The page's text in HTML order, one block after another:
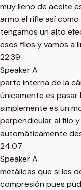
muy lleno de aceite
armo el rifle así
tengamos un alto
esos filos y vamos a
22:39
Speaker A
parte interna de la
únicamente es pasar
simplemente es un
perpendicular al filo
automáticamente
24:07
Speaker A
metálicas que si les
compresión pues